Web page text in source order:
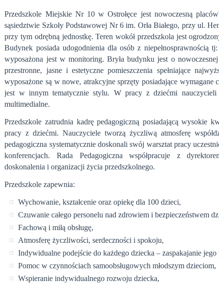
Przedszkole Miejskie Nr 10 w Ostrołęce jest nowoczesną
sąsiedztwie Szkoły Podstawowej Nr 6 im. Orła Białego, przy ul.
przy tym odrębną jednostkę.Teren wokół przedszkola jest
Budynek posiada udogodnienia dla osób z niepełnosprawnością
wyposażona jest w monitoring. Bryła budynku jest o
przestronne, jasne i estetyczne pomieszczenia spełniające
wyposażone są w nowe, atrakcyjne sprzęty posiadające wymagane
jest w innym tematycznie stylu. W pracy z dziećmi nauczycieli
multimedialne.
Przedszkole zatrudnia kadrę pedagogiczną posiadającą wysokie
pracy z dziećmi. Nauczyciele tworzą życzliwą atmosferę
pedagogiczna systematycznie doskonali swój warsztat pracy
konferencjach. Rada Pedagogiczna współpracuje z
doskonalenia i organizacji życia przedszkolnego.
Przedszkole zapewnia:
Wychowanie, kształcenie oraz opiekę dla 100 dzieci,
Czuwanie całego personelu nad zdrowiem i bezpieczeństwem
Fachową i miłą obsługę,
Atmosferę życzliwości, serdeczności i spokoju,
Indywidualne podejście do każdego dziecka – zaspakajanie jego
Pomoc w czynnościach samoobsługowych młodszym dzieciom,
Wspieranie indywidualnego rozwoju dziecka,